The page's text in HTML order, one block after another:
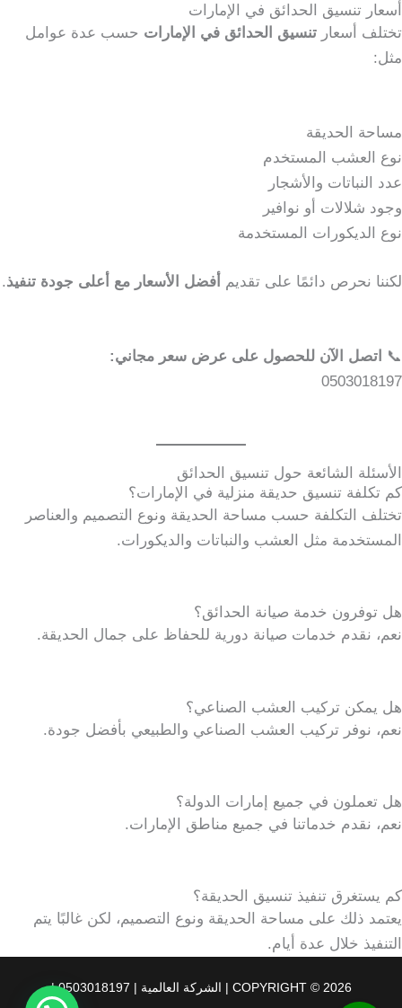
أسعار تنسيق الحدائق في الإمارات
تختلف أسعار تنسيق الحدائق في الإمارات حسب عدة عوامل
مثل:
مساحة الحديقة
نوع العشب المستخدم
عدد النباتات والأشجار
وجود شلالات أو نوافير
نوع الديكورات المستخدمة
لكننا نحرص دائمًا على تقديم أفضل الأسعار مع أعلى جودة تنفيذ.
📞
اتصل الآن للحصول على عرض سعر مجاني:
0503018197
الأسئلة الشائعة حول تنسيق الحدائق
كم تكلفة تنسيق حديقة منزلية في الإمارات؟
تختلف التكلفة حسب مساحة الحديقة ونوع التصميم والعناصر
المستخدمة مثل العشب والنباتات والديكورات.
هل توفرون خدمة صيانة الحدائق؟
نعم، نقدم خدمات صيانة دورية للحفاظ على جمال الحديقة.
هل يمكن تركيب العشب الصناعي؟
نعم، نوفر تركيب العشب الصناعي والطبيعي بأفضل جودة.
هل تعملون في جميع إمارات الدولة؟
نعم، نقدم خدماتنا في جميع مناطق الإمارات.
كم يستغرق تنفيذ تنسيق الحديقة؟
يعتمد ذلك على مساحة الحديقة ونوع التصميم، لكن غالبًا يتم
التنفيذ خلال عدة أيام.
COPYRIGHT © 2026 | الشركة العالمية | 0503018197 |